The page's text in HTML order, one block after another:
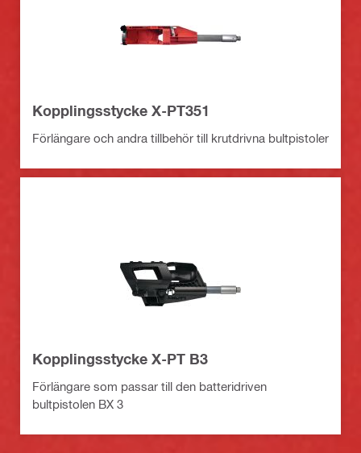
Kopplingsstycke X-PT351
Förlängare och andra tillbehör till krutdrivna bultpistoler
Kopplingsstycke X-PT B3
Förlängare som passar till den batteridriven
bultpistolen BX 3